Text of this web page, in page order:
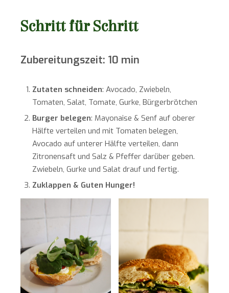
Schritt für Schritt
Zubereitungszeit: 10 min
Zutaten schneiden: Avocado, Zwiebeln,
Tomaten, Salat, Tomate, Gurke, Bürgerbrötchen
Burger belegen: Mayonaise & Senf auf oberer
Hälfte verteilen und mit Tomaten belegen,
Avocado auf unterer Hälfte verteilen, dann
Zitronensaft und Salz & Pfeffer darüber geben.
Zwiebeln, Gurke und Salat drauf und fertig.
Zuklappen & Guten Hunger!